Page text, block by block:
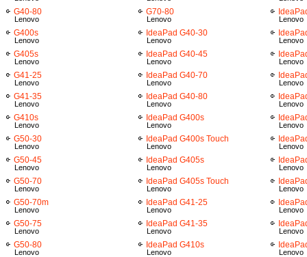
G40-80
Lenovo
G400s
Lenovo
G405s
Lenovo
G41-25
Lenovo
G41-35
Lenovo
G410s
Lenovo
G50-30
Lenovo
G50-45
Lenovo
G50-70
Lenovo
G50-70m
Lenovo
G50-75
Lenovo
G50-80
Lenovo
G70-80
Lenovo
IdeaPad G40-30
Lenovo
IdeaPad G40-45
Lenovo
IdeaPad G40-70
Lenovo
IdeaPad G40-80
Lenovo
IdeaPad G400s
Lenovo
IdeaPad G400s Touch
Lenovo
IdeaPad G405s
Lenovo
IdeaPad G405s Touch
Lenovo
IdeaPad G41-25
Lenovo
IdeaPad G41-35
Lenovo
IdeaPad G410s
Lenovo
Lenovo
Lenovo
Lenovo
Lenovo
Lenovo
Lenovo
Lenovo
Lenovo
Lenovo
Lenovo
Lenovo
Lenovo